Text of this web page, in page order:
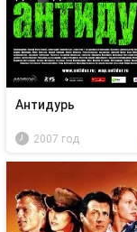
Антидурь
2007 год